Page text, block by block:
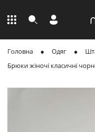
Головна Одяг
Брюки жіночі класичні